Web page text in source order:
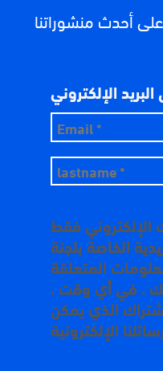
أحدث منشوراتنا
الإلكتروني
الإلكتروني فقط
الخاصة بلجنة
المتعلقة
، في أي وقت ،
الذي يمكن